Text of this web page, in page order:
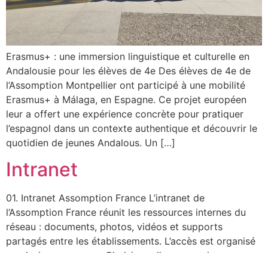
Erasmus+ : une immersion linguistique et culturelle en
Andalousie pour les élèves de 4e Des élèves de 4e de
l’Assomption Montpellier ont participé à une mobilité
Erasmus+ à Málaga, en Espagne. Ce projet européen
leur a offert une expérience concrète pour pratiquer
l’espagnol dans un contexte authentique et découvrir le
quotidien de jeunes Andalous. Un […]
Intranet
01. Intranet Assomption France L’intranet de
l’Assomption France réunit les ressources internes du
réseau : documents, photos, vidéos et supports
partagés entre les établissements. L’accès est organisé